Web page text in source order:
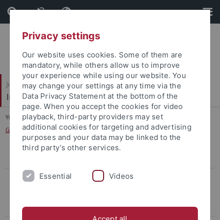
Skip
to
content
Skip
to
footer
Juristische Fakultät
Institut für Kriminologie
You are here: Startseite
...
Gewalt im Jugendstrafvollzug – Ein Forschungsbericht
Berichte
Videoüberwachung im öffentlichen Raum
Privacy settings
Our website uses cookies. Some of them are
mandatory, while others allow us to improve
your experience while using our website. You
may change your settings at any time via the
Data Privacy Statement at the bottom of the
page. When you accept the cookies for video
playback, third-party providers may set
additional cookies for targeting and advertising
purposes and your data may be linked to the
third party’s other services.
Essential Videos